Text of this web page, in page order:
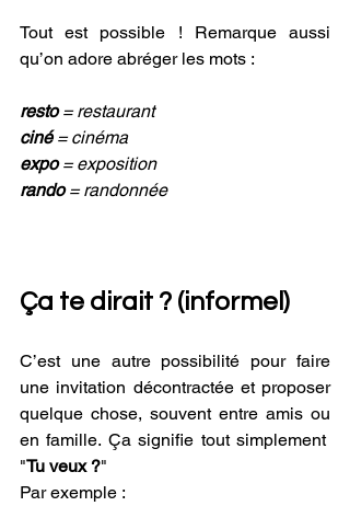
Tout est possible ! Remarque aussi
qu’on adore abréger les mots :
resto = restaurant
ciné = cinéma
expo = exposition
rando = randonnée
Ça te dirait ? (informel)
C’est une autre possibilité pour faire
une invitation décontractée et proposer
quelque chose, souvent entre amis ou
en famille. Ça signifie tout simplement
"Tu veux ?"
Par exemple :